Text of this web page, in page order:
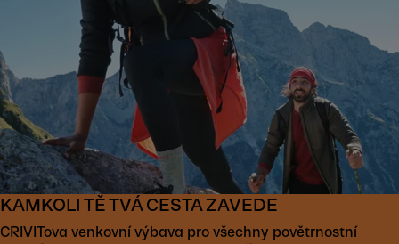
KAMKOLI TĚ TVÁ CESTA ZAVEDE
CRIVITova venkovní výbava pro všechny povětrnostní